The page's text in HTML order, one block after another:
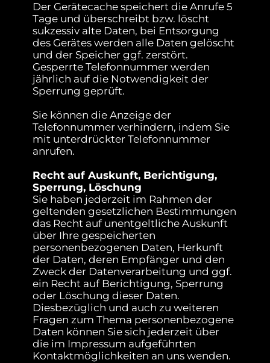
Der Gerätecache speichert die Anrufe 5
Tage und überschreibt bzw. löscht
sukzessiv alte Daten, bei Entsorgung
des Gerätes werden alle Daten gelöscht
und der Speicher ggf. zerstört.
Gesperrte Telefonnummer werden
jährlich auf die Notwendigkeit der
Sperrung geprüft.
Sie können die Anzeige der
Telefonnummer verhindern, indem Sie
mit unterdrückter Telefonnummer
anrufen.
Recht auf Auskunft, Berichtigung,
Sperrung, Löschung
Sie haben jederzeit im Rahmen der
geltenden gesetzlichen Bestimmungen
das Recht auf unentgeltliche Auskunft
über Ihre gespeicherten
personenbezogenen Daten, Herkunft
der Daten, deren Empfänger und den
Zweck der Datenverarbeitung und ggf.
ein Recht auf Berichtigung, Sperrung
oder Löschung dieser Daten.
Diesbezüglich und auch zu weiteren
Fragen zum Thema personenbezogene
Daten können Sie sich jederzeit über
die im Impressum aufgeführten
Kontaktmöglichkeiten an uns wenden.